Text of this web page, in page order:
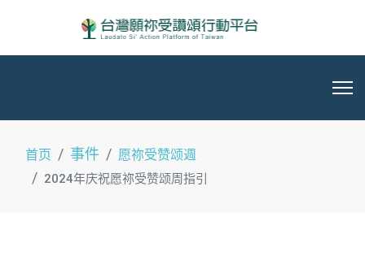
首页 事件 愿祢受赞颂週
2024年庆祝愿祢受赞颂周指引